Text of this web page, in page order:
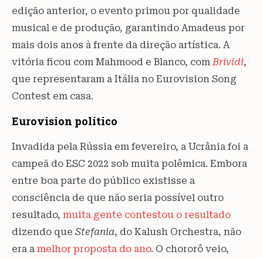
edição anterior, o evento primou por qualidade
musical e de produção, garantindo Amadeus por
mais dois anos à frente da direção artística. A
vitória ficou com Mahmood e Blanco, com Brividi,
que representaram a Itália no Eurovision Song
Contest em casa.
Eurovision político
Invadida pela Rússia em fevereiro, a Ucrânia foi a
campeã do ESC 2022 sob muita polêmica. Embora
entre boa parte do público existisse a
consciência de que não seria possível outro
resultado, muita gente contestou o resultado
dizendo que Stefania, do Kalush Orchestra, não
era a melhor proposta do ano. O chororô veio,